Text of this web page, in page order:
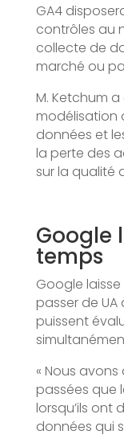
GA4
contrôles au
collecte de
marché ou
M. Ketchum
modélisation
données et
la perte des
sur la qualité
Google
temps
Google
passer de
puissent
« Nous
passées que
lorsqu’ils ont
données qui